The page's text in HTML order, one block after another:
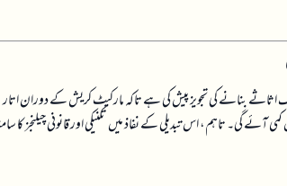
اثاثے بنانے کی تجویز پیش کی ہے تاکہ مارکیٹ کریش کے دوران اتار
گی۔ تاہم، اس تبدیلی کے نفاذ میں تکنیکی اور قانونی چیلنجز کا